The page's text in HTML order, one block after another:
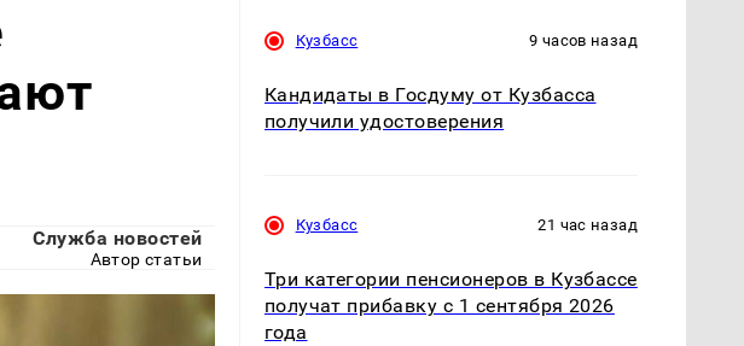
Служба новостей
Автор статьи
Кузбасс 9 часов назад
Кандидаты в Госдуму от Кузбасса
получили удостоверения
Кузбасс 21 час назад
Три категории пенсионеров в Кузбассе
получат прибавку с 1 сентября 2026
года